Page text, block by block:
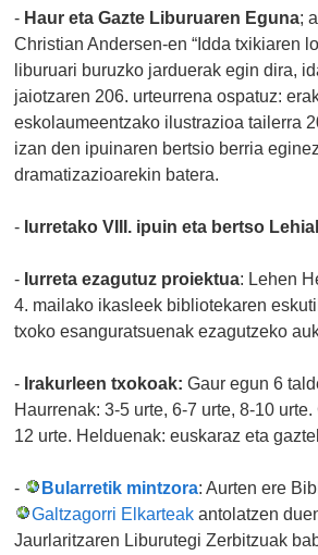
- Haur eta Gazte Liburuaren Eguna;
Christian Andersen-en “Idda txikiaren
liburuari buruzko jarduerak egin dira,
jaiotzaren 206. urteurrena ospatuz:
eskolaumeentzako ilustrazioa tailerra
izan den ipuinaren bertsio berria
dramatizazioarekin batera.
- Iurretako VIII. ipuin eta bertso
- Iurreta ezagutuz proiektua: Lehen
4. mailako ikasleek bibliotekaren
txoko esanguratsuenak ezagutzeko
- Irakurleen txokoak: Gaur egun 6
Haurrenak: 3-5 urte, 6-7 urte, 8-10
12 urte. Helduenak: euskaraz eta
- Bularretik mintzora: Aurten ere
Galtzagorri Elkarteak antolatzen
Jaurlaritzaren Liburutegi Zerbitzuak